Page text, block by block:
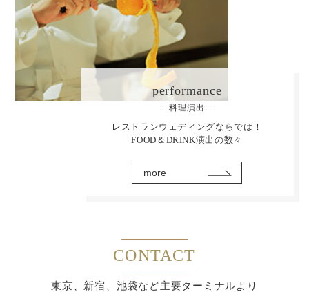
performance
- 料理演出 -
レストランウェディングならでは！
FOOD＆DRINK演出の数々
more
CONTACT
東京、新宿、池袋など主要ターミナルより